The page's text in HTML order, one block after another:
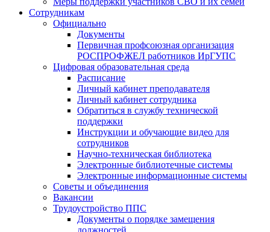
Сотрудникам
Официально
Документы
Первичная профсоюзная организация
РОСПРОФЖЕЛ работников ИрГУПС
Цифровая образовательная среда
Расписание
Личный кабинет преподавателя
Личный кабинет сотрудника
Обратиться в службу технической
поддержки
Инструкции и обучающие видео для
сотрудников
Научно-техническая библиотека
Электронные библиотечные системы
Электронные информационные системы
Советы и объединения
Вакансии
Трудоустройство ППС
Документы о порядке замещения
должностей